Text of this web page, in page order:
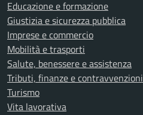
Educazione e formazione
Giustizia e sicurezza pubblica
Imprese e commercio
Mobilità e trasporti
Salute, benessere e assistenza
Tributi, finanze e contravvenzioni
Turismo
Vita lavorativa